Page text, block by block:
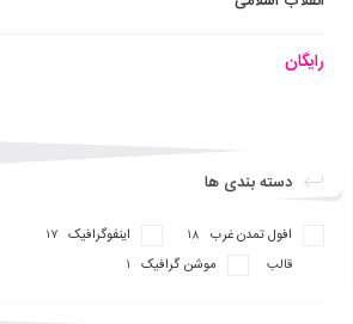
رایگان
دسته بندی ها
افول تمدن غرب 18 اینفو‌گرافیک 17
قالب
موشن گرافیک 1